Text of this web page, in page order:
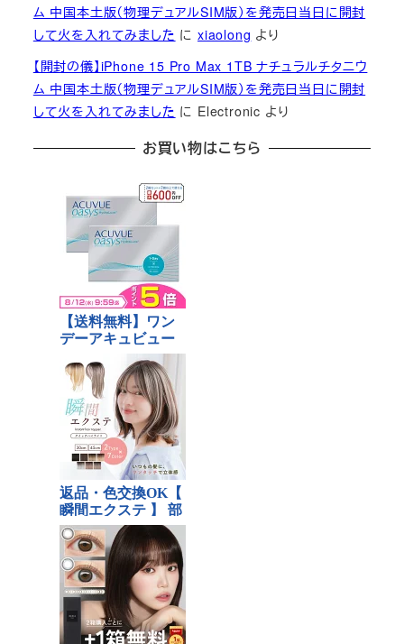
ム 中国本土版（物理デュアルSIM版）を発売日当日に開封
して火を入れてみました にxiaolong より
【開封の儀】iPhone 15 Pro Max 1TB ナチュラルチタニウ
ム 中国本土版（物理デュアルSIM版）を発売日当日に開封
して火を入れてみました に Electronic より
お買い物はこちら